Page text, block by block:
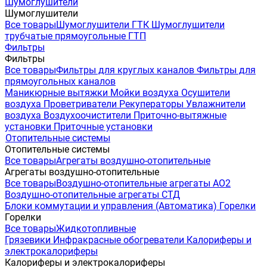
Шумоглушители
Все товарыШумоглушители ГТК Шумоглушители
трубчатые прямоугольные ГТП
Фильтры
Фильтры
Все товарыФильтры для круглых каналов Фильтры для
прямоугольных каналов
Маникюрные вытяжки Мойки воздуха Осушители
воздуха Проветриватели Рекуператоры Увлажнители
воздуха Воздухоочистители Приточно-вытяжные
установки Приточные установки
Отопительные системы
Отопительные системы
Все товарыАгрегаты воздушно-отопительные
Агрегаты воздушно-отопительные
Все товарыВоздушно-отопительные агрегаты АО2
Воздушно-отопительные агрегаты СТД
Блоки коммутации и управления (Автоматика) Горелки
Горелки
Все товарыЖидкотопливные
Грязевики Инфракрасные обогреватели Калориферы и
электрокалориферы
Калориферы и электрокалориферы